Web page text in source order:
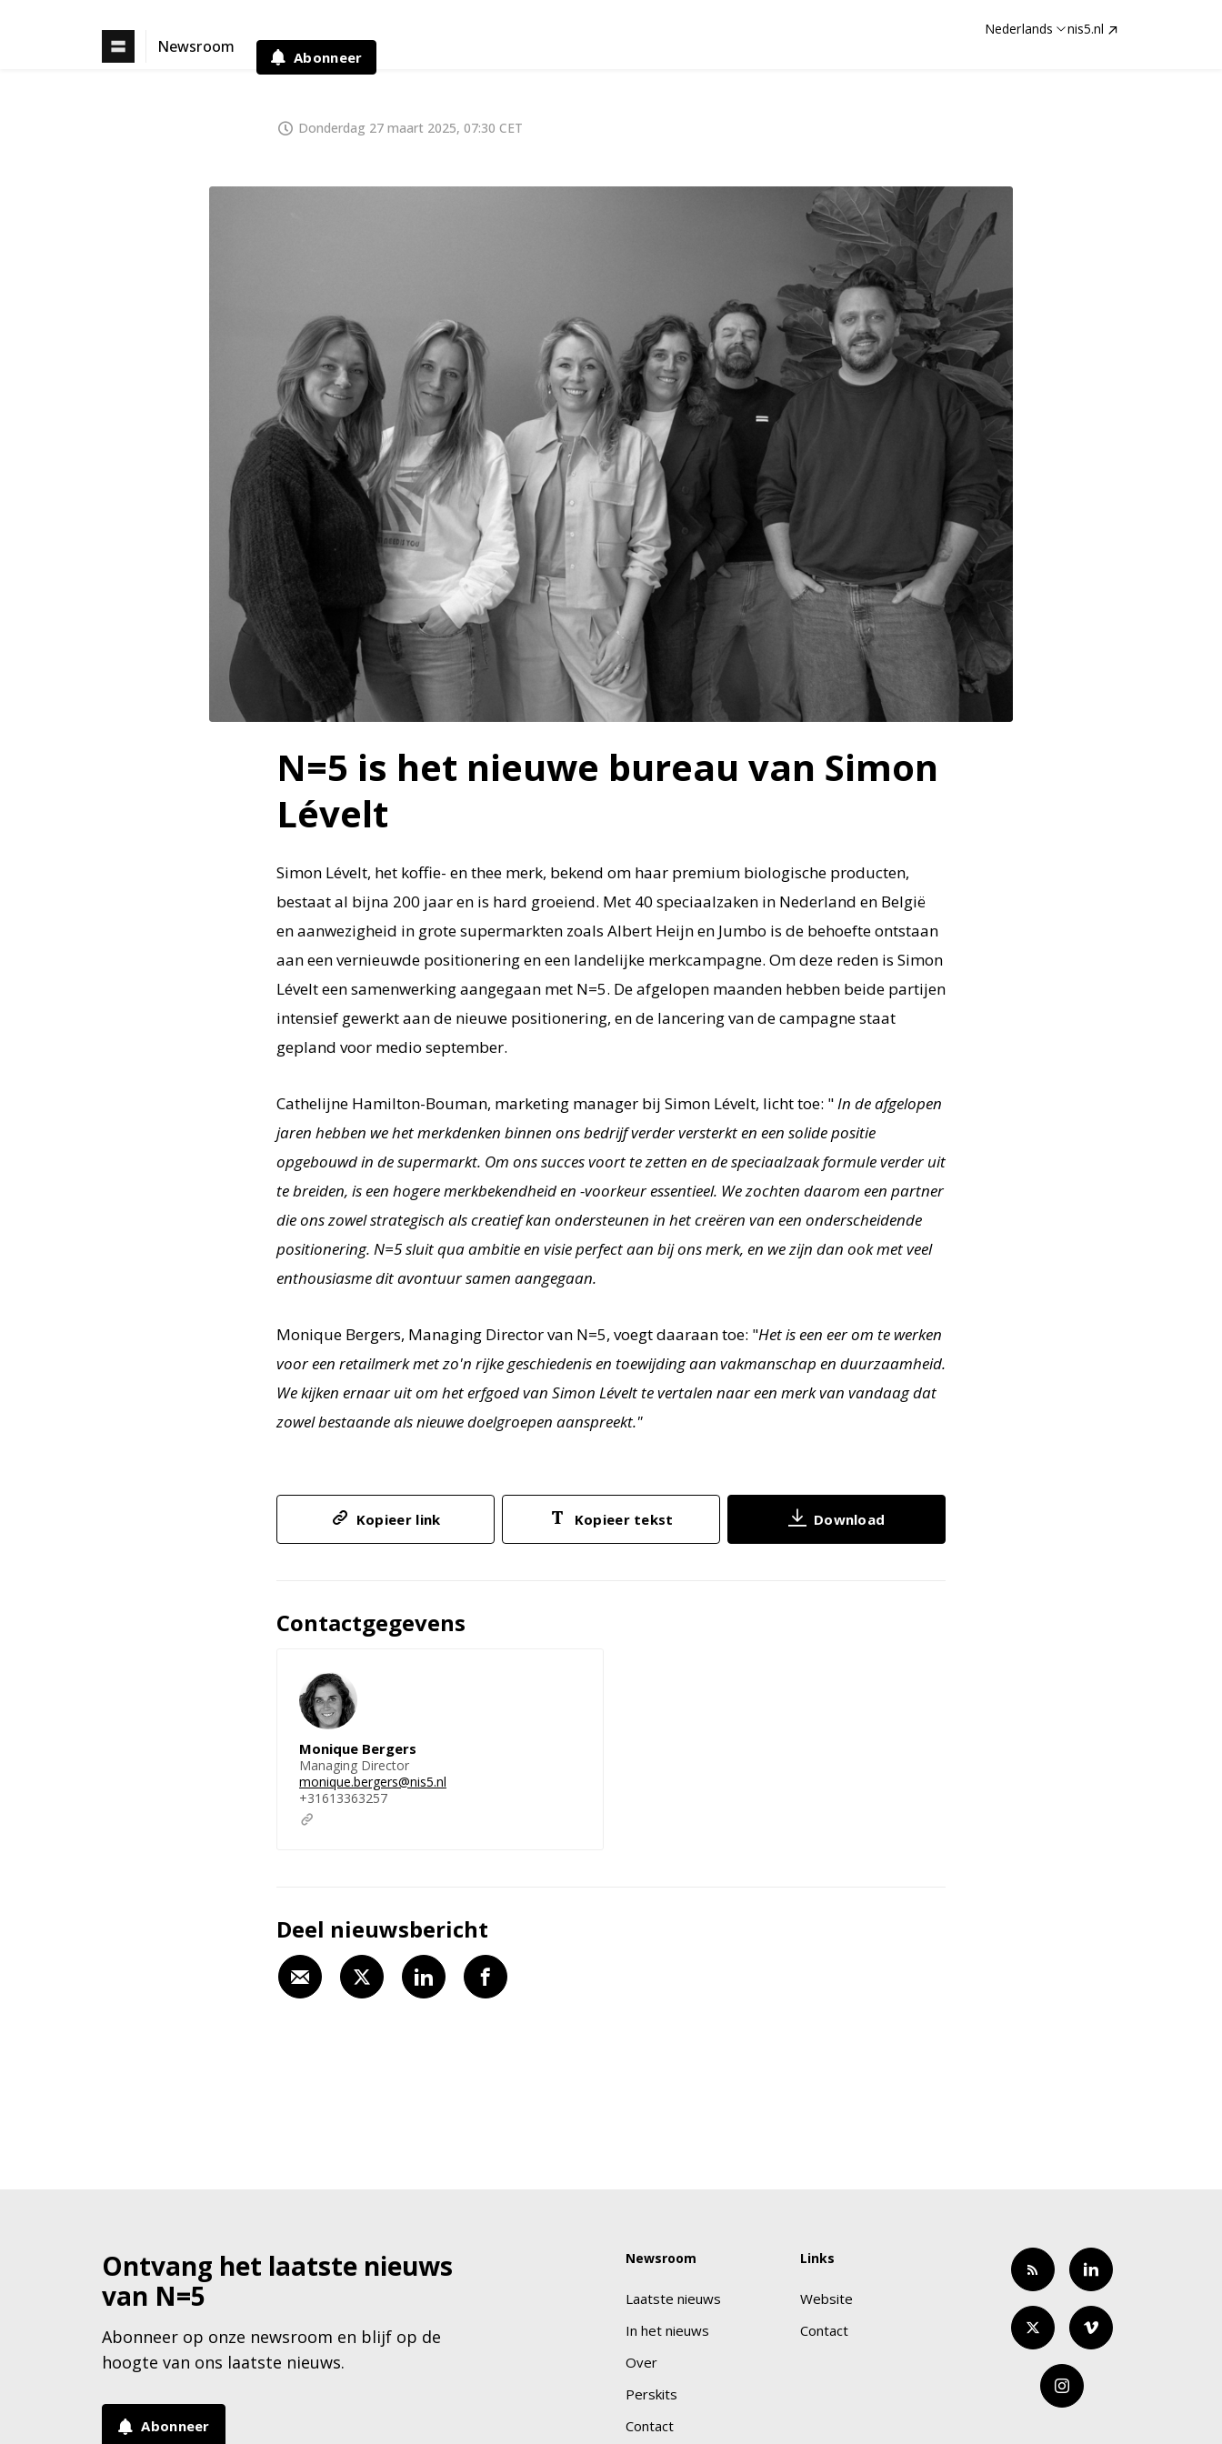
Newsroom
Abonneer
Nederlands nis5.nl
Donderdag 27 maart 2025, 07:30 CET
N=5 is het nieuwe bureau van Simon
Lévelt
Simon Lévelt, het koffie- en thee merk, bekend om haar premium biologische producten,
bestaat al bijna 200 jaar en is hard groeiend. Met 40 speciaalzaken in Nederland en België
en aanwezigheid in grote supermarkten zoals Albert Heijn en Jumbo is de behoefte ontstaan
aan een vernieuwde positionering en een landelijke merkcampagne. Om deze reden is Simon
Lévelt een samenwerking aangegaan met N=5. De afgelopen maanden hebben beide partijen
intensief gewerkt aan de nieuwe positionering, en de lancering van de campagne staat
gepland voor medio september.
Cathelijne Hamilton-Bouman, marketing manager bij Simon Lévelt, licht toe: "In de afgelopen
jaren hebben we het merkdenken binnen ons bedrijf verder versterkt en een solide positie
opgebouwd in de supermarkt. Om ons succes voort te zetten en de speciaalzaak formule verder uit
te breiden, is een hogere merkbekendheid en -voorkeur essentieel. We zochten daarom een partner
die ons zowel strategisch als creatief kan ondersteunen in het creëren van een onderscheidende
positionering. N=5 sluit qua ambitie en visie perfect aan bij ons merk, en we zijn dan ook met veel
enthousiasme dit avontuur samen aangegaan.
Monique Bergers, Managing Director van N=5, voegt daaraan toe: "Het is een eer om te werken
voor een retailmerk met zo'n rijke geschiedenis en toewijding aan vakmanschap en duurzaamheid.
We kijken ernaar uit om het erfgoed van Simon Lévelt te vertalen naar een merk van vandaag dat
zowel bestaande als nieuwe doelgroepen aanspreekt."
Kopieer link Kopieer tekst Download
Contactgegevens
Monique Bergers
Managing Director
monique.bergers@nis5.nl
+31613363257
Deel nieuwsbericht
Ontvang het laatste nieuws
van N=5
Abonneer op onze newsroom en blijf op de
hoogte van ons laatste nieuws.
Abonneer
Newsroom
Laatste nieuws
In het nieuws
Over
Perskits
Contact
Links
Website
Contact